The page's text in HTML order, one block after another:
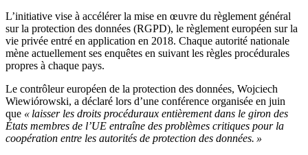
L’initiative vise à accélérer la mise en œuvre du règlement général
sur la protection des données (RGPD), le règlement européen sur la
vie privée entré en application en 2018. Chaque autorité nationale
mène actuellement ses enquêtes en suivant les règles procédurales
propres à chaque pays.
Le contrôleur européen de la protection des données, Wojciech
Wiewiórowski, a déclaré lors d’une conférence organisée en juin
que « laisser les droits procéduraux entièrement dans le giron des
États membres de l’UE entraîne des problèmes critiques pour la
coopération entre les autorités de protection des données. »